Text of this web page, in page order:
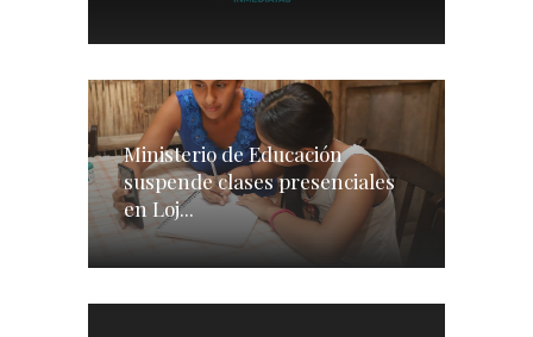
Ministerio de Educación
suspende clases presenciales
en Loj...